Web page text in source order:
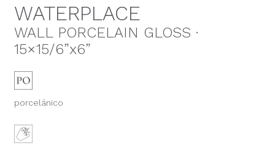
WATERPLACE
WALL PORCELAIN GLOSS ·
15×15/6”x6”
porcelánico